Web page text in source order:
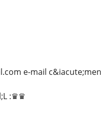
e-mail c&iacute;men
:♛♛